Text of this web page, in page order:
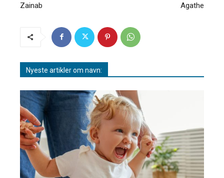
Zainab Agathe
Nyeste artikler om navn: